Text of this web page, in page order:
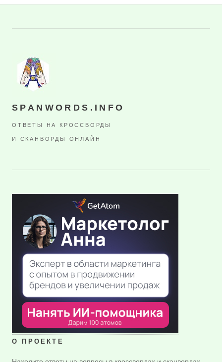
SPANWORDS.INFO
ОТВЕТЫ НА КРОССВОРДЫ
И СКАНВОРДЫ ОНЛАЙН
О ПРОЕКТЕ